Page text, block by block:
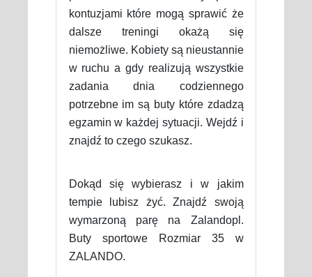
kontuzjami które mogą sprawić że
dalsze treningi okażą się
niemożliwe. Kobiety są nieustannie
w ruchu a gdy realizują wszystkie
zadania dnia codziennego
potrzebne im są buty które zdadzą
egzamin w każdej sytuacji. Wejdź i
znajdź to czego szukasz.
Dokąd się wybierasz i w jakim
tempie lubisz żyć. Znajdź swoją
wymarzoną parę na Zalandopl.
Buty sportowe Rozmiar 35 w
ZALANDO.